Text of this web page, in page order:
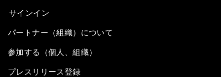
サインイン
パートナー（組織）について
参加する（個人、組織）
プレスリリース登録